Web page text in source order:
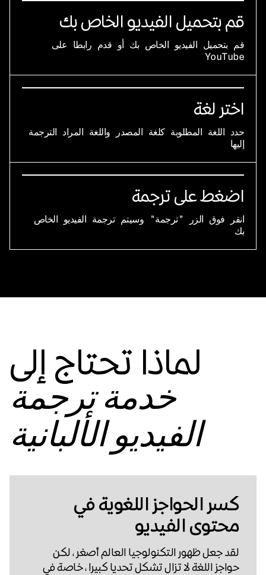
قم بتحميل الفيديو الخاص بك
قم بتحميل الفيديو الخاص بك أو قدم رابطا على
YouTube
اختر لغة
حدد اللغة المطلوبة كلغة المصدر واللغة المراد الترجمة
إليها
اضغط على ترجمة
انقر فوق الزر "ترجمة" وسيتم ترجمة الفيديو الخاص
بك
لماذا تحتاج إلى
خدمة ترجمة
الفيديو الألبانية
كسر الحواجز اللغوية في
محتوى الفيديو
لقد جعل ظهور التكنولوجيا العالم أصغر ، لكن
حواجز اللغة لا تزال تشكل تحديا كبيرا ، خاصة في